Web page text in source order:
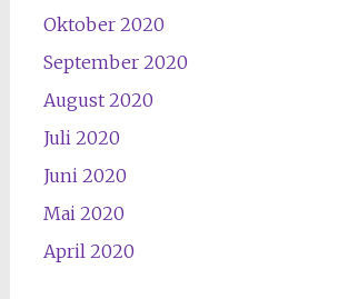
Oktober 2020
September 2020
August 2020
Juli 2020
Juni 2020
Mai 2020
April 2020